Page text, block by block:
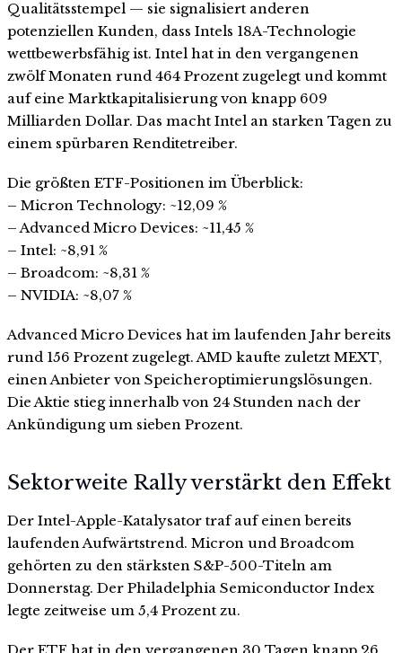
Qualitätsstempel — sie signalisiert anderen
potenziellen Kunden, dass Intels 18A-Technologie
wettbewerbsfähig ist. Intel hat in den vergangenen
zwölf Monaten rund 464 Prozent zugelegt und kommt
auf eine Marktkapitalisierung von knapp 609
Milliarden Dollar. Das macht Intel an starken Tagen zu
einem spürbaren Renditetreiber.
Die größten ETF-Positionen im Überblick:
– Micron Technology: ~12,09 %
– Advanced Micro Devices: ~11,45 %
– Intel: ~8,91 %
– Broadcom: ~8,31 %
– NVIDIA: ~8,07 %
Advanced Micro Devices hat im laufenden Jahr bereits
rund 156 Prozent zugelegt. AMD kaufte zuletzt MEXT,
einen Anbieter von Speicheroptimierungslösungen.
Die Aktie stieg innerhalb von 24 Stunden nach der
Ankündigung um sieben Prozent.
Sektorweite Rally verstärkt den Effekt
Der Intel-Apple-Katalysator traf auf einen bereits
laufenden Aufwärtstrend. Micron und Broadcom
gehörten zu den stärksten S&P-500-Titeln am
Donnerstag. Der Philadelphia Semiconductor Index
legte zeitweise um 5,4 Prozent zu.